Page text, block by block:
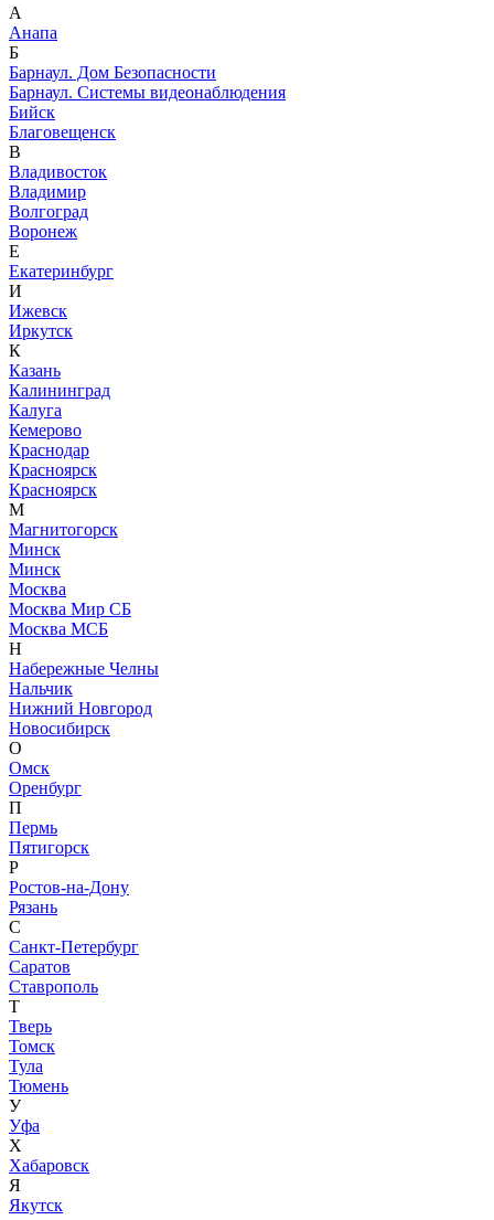
А
Анапа
Б
Барнаул. Дом Безопасности
Барнаул. Системы видеонаблюдения
Бийск
Благовещенск
В
Владивосток
Владимир
Волгоград
Воронеж
Е
Екатеринбург
И
Ижевск
Иркутск
К
Казань
Калининград
Калуга
Кемерово
Краснодар
Красноярск
Красноярск
М
Магнитогорск
Минск
Минск
Москва
Москва Мир СБ
Москва МСБ
Н
Набережные Челны
Нальчик
Нижний Новгород
Новосибирск
О
Омск
Оренбург
П
Пермь
Пятигорск
Р
Ростов-на-Дону
Рязань
С
Санкт-Петербург
Саратов
Ставрополь
Т
Тверь
Томск
Тула
Тюмень
У
Уфа
Х
Хабаровск
Я
Якутск